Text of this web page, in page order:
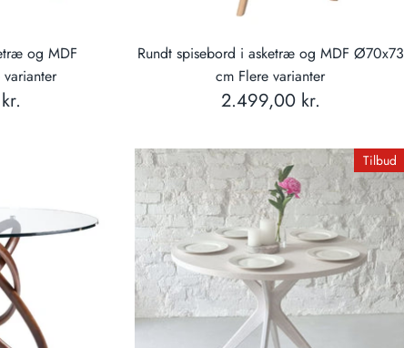
og MDF
Rundt spisebord i asketræ og MDF Ø70x73
cm Flere varianter
2.499,00 kr.
Tilbud